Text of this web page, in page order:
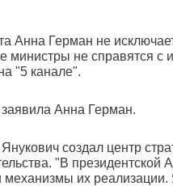
Анна Герман не
министры не справятся с
"5 канале".
Анна Герман.
создал центр
"В президентской
механизмы их